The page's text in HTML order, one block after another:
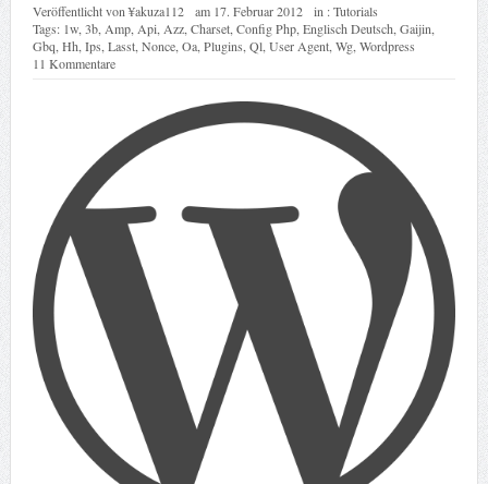
Veröffentlicht von¥akuza112 am 17. Februar 2012 in :Tutorials
Tags: 1w, 3b, Amp, Api Azz, Charset, Config Php, Englisch Deutsch Gaijin
Gbq Hh Ips Lasst, Nonce, Oa, Plugins Ql, User Agent, Wg, Wordpress
11 Kommentare